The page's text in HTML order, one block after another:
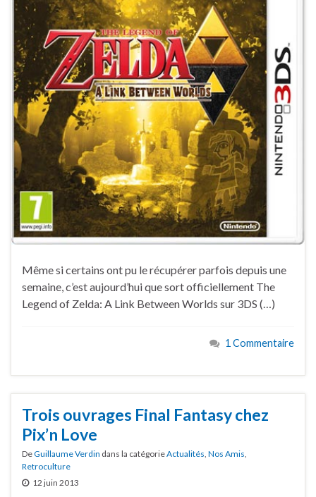
Même si certains ont pu le récupérer parfois depuis une
semaine, c’est aujourd’hui que sort officiellement The
Legend of Zelda: A Link Between Worlds sur 3DS (…)
1 Commentaire
Trois ouvrages Final Fantasy chez
Pix’n Love
DeGuillaume Verdin dans la catégorieActualités Nos Amis
Retroculture
12 juin 2013